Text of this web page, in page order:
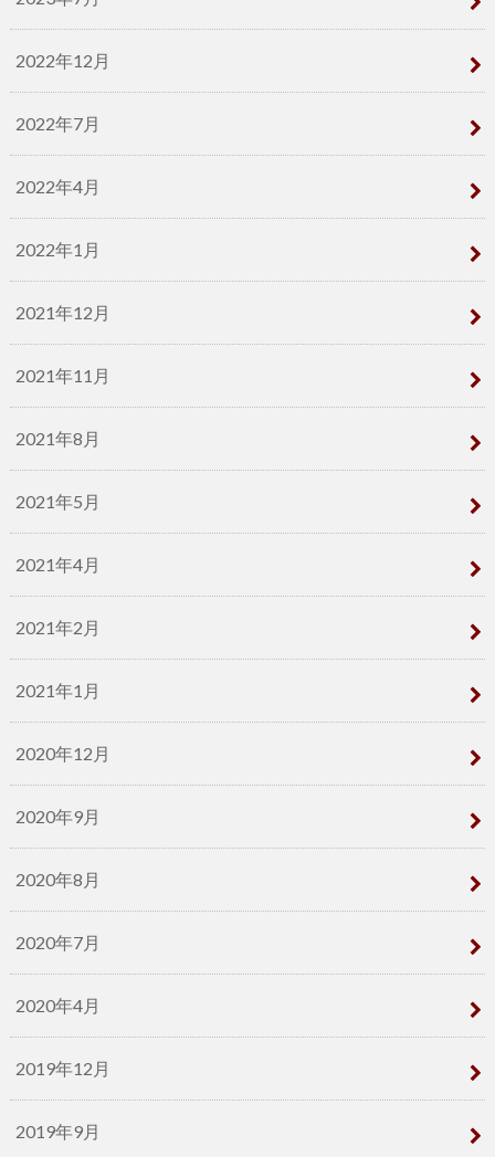
2022年12月
2022年7月
2022年4月
2022年1月
2021年12月
2021年11月
2021年8月
2021年5月
2021年4月
2021年2月
2021年1月
2020年12月
2020年9月
2020年8月
2020年7月
2020年4月
2019年12月
2019年9月